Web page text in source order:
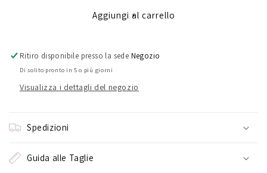
Aggiungi al carrello
Ritiro disponibile presso la sede Negozio
Di solito pronto in 5 o più giorni
Visualizza i dettagli del negozio
Spedizioni
Guida alle Taglie